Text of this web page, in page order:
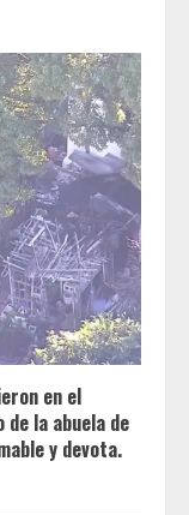
en el
la abuela de
y devota.